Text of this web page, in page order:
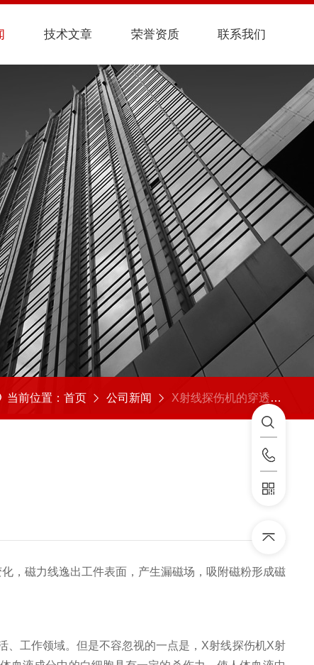
技术文章 荣誉资质 联系我们
当前位置： 首页 公司新闻 X射线探伤机的穿透能力取决于什么呢
，磁力线逸出工件表面，产生漏磁场，吸附磁粉形成磁
工作领域。但是不容忽视的一点是，X射线探伤机X射